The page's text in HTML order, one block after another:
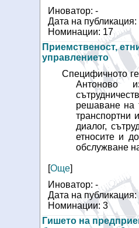
Иноватор: -
Дата на
Номинации: 17
Приемственост,
управлението
Специфичното
Антоново
решаване на
транспортни
диалог,
етносите и
обслужване
[Още]
Иноватор: -
Дата на
Номинации: 3
Гишето на